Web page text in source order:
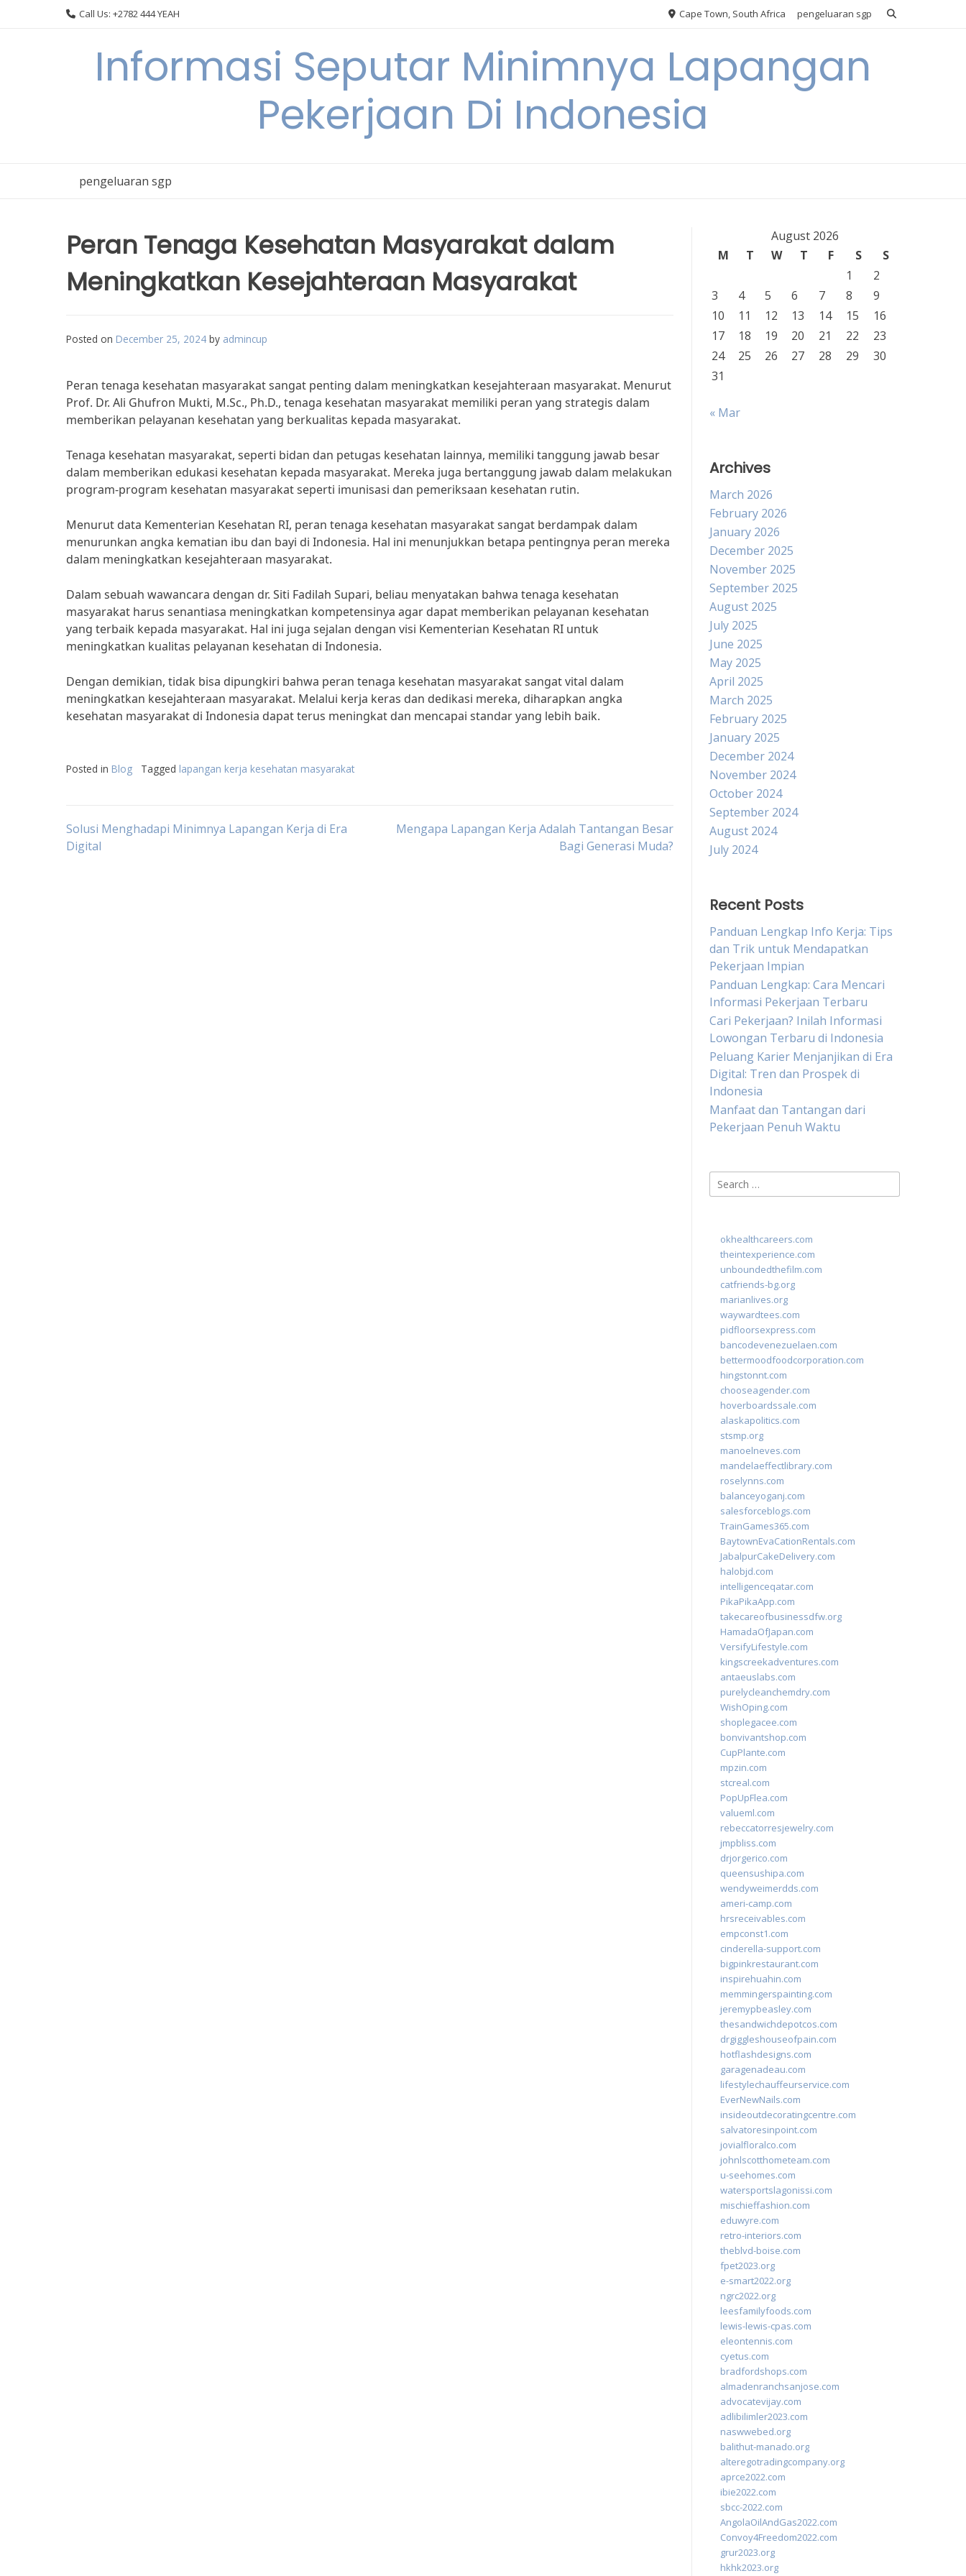
Call Us: +2782 444 YEAH Cape Town, South Africa pengeluaran sgp
Informasi Seputar Minimnya Lapangan
Pekerjaan Di Indonesia
pengeluaran sgp
Peran Tenaga Kesehatan Masyarakat dalam
Meningkatkan Kesejahteraan Masyarakat
Posted on December 25, 2024 by admincup
Peran tenaga kesehatan masyarakat sangat penting dalam meningkatkan kesejahteraan masyarakat. Menurut
Prof. Dr. Ali Ghufron Mukti, M.Sc., Ph.D., tenaga kesehatan masyarakat memiliki peran yang strategis dalam
memberikan pelayanan kesehatan yang berkualitas kepada masyarakat.
Tenaga kesehatan masyarakat, seperti bidan dan petugas kesehatan lainnya, memiliki tanggung jawab besar
dalam memberikan edukasi kesehatan kepada masyarakat. Mereka juga bertanggung jawab dalam melakukan
program-program kesehatan masyarakat seperti imunisasi dan pemeriksaan kesehatan rutin.
Menurut data Kementerian Kesehatan RI, peran tenaga kesehatan masyarakat sangat berdampak dalam
menurunkan angka kematian ibu dan bayi di Indonesia. Hal ini menunjukkan betapa pentingnya peran mereka
dalam meningkatkan kesejahteraan masyarakat.
Dalam sebuah wawancara dengan dr. Siti Fadilah Supari, beliau menyatakan bahwa tenaga kesehatan
masyarakat harus senantiasa meningkatkan kompetensinya agar dapat memberikan pelayanan kesehatan
yang terbaik kepada masyarakat. Hal ini juga sejalan dengan visi Kementerian Kesehatan RI untuk
meningkatkan kualitas pelayanan kesehatan di Indonesia.
Dengan demikian, tidak bisa dipungkiri bahwa peran tenaga kesehatan masyarakat sangat vital dalam
meningkatkan kesejahteraan masyarakat. Melalui kerja keras dan dedikasi mereka, diharapkan angka
kesehatan masyarakat di Indonesia dapat terus meningkat dan mencapai standar yang lebih baik.
Posted in Blog Tagged lapangan kerja kesehatan masyarakat
Post
Solusi Menghadapi Minimnya Lapangan Kerja di Era
Digital
Mengapa Lapangan Kerja Adalah Tantangan Besar
Bagi Generasi Muda?
August 2026
M
T W T F S
S
1
2
3
4 5 6 7 8
9
10
11 12 13 14 15
16
17
18 19 20 21 22
23
24
25 26 27 28 29
30
31
« Mar
Archives
March 2026
February 2026
January 2026
December 2025
November 2025
September 2025
August 2025
July 2025
June 2025
May 2025
April 2025
March 2025
February 2025
January 2025
December 2024
November 2024
October 2024
September 2024
August 2024
July 2024
Recent Posts
Panduan Lengkap Info Kerja: Tips
dan Trik untuk Mendapatkan
Pekerjaan Impian
Panduan Lengkap: Cara Mencari
Informasi Pekerjaan Terbaru
Cari Pekerjaan? Inilah Informasi
Lowongan Terbaru di Indonesia
Peluang Karier Menjanjikan di Era
Digital: Tren dan Prospek di
Indonesia
Manfaat dan Tantangan dari
Pekerjaan Penuh Waktu
Search
for:
okhealthcareers.com
theintexperience.com
unboundedthefilm.com
catfriends-bg.org
marianlives.org
waywardtees.com
pidfloorsexpress.com
bancodevenezuelaen.com
bettermoodfoodcorporation.com
hingstonnt.com
chooseagender.com
hoverboardssale.com
alaskapolitics.com
stsmp.org
manoelneves.com
mandelaeffectlibrary.com
roselynns.com
balanceyoganj.com
salesforceblogs.com
TrainGames365.com
BaytownEvaCationRentals.com
JabalpurCakeDelivery.com
halobjd.com
intelligenceqatar.com
PikaPikaApp.com
takecareofbusinessdfw.org
HamadaOfJapan.com
VersifyLifestyle.com
kingscreekadventures.com
antaeuslabs.com
purelycleanchemdry.com
WishOping.com
shoplegacee.com
bonvivantshop.com
CupPlante.com
mpzin.com
stcreal.com
PopUpFlea.com
valueml.com
rebeccatorresjewelry.com
jmpbliss.com
drjorgerico.com
queensushipa.com
wendyweimerdds.com
ameri-camp.com
hrsreceivables.com
empconst1.com
cinderella-support.com
bigpinkrestaurant.com
inspirehuahin.com
memmingerspainting.com
jeremypbeasley.com
thesandwichdepotcos.com
drgiggleshouseofpain.com
hotflashdesigns.com
garagenadeau.com
lifestylechauffeurservice.com
EverNewNails.com
insideoutdecoratingcentre.com
salvatoresinpoint.com
jovialfloralco.com
johnlscotthometeam.com
u-seehomes.com
watersportslagonissi.com
mischieffashion.com
eduwyre.com
retro-interiors.com
theblvd-boise.com
fpet2023.org
e-smart2022.org
ngrc2022.org
leesfamilyfoods.com
lewis-lewis-cpas.com
eleontennis.com
cyetus.com
bradfordshops.com
almadenranchsanjose.com
advocatevijay.com
adlibilimler2023.com
naswwebed.org
balithut-manado.org
alteregotradingcompany.org
aprce2022.com
ibie2022.com
sbcc-2022.com
AngolaOilAndGas2022.com
Convoy4Freedom2022.com
grur2023.org
hkhk2023.org